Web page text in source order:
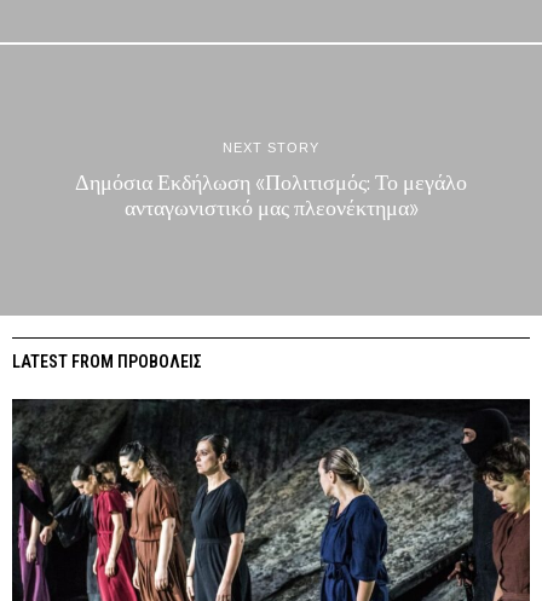
NEXT STORY
Δημόσια Εκδήλωση «Πολιτισμός: Το μεγάλο
ανταγωνιστικό μας πλεονέκτημα»
LATEST FROM ΠΡΟΒΟΛΕΙΣ